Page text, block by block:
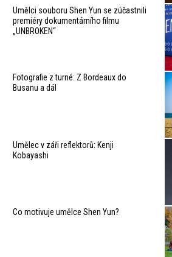
Umělci souboru Shen Yun se zúčastnili
premiéry dokumentárního filmu
„UNBROKEN“
Fotografie z turné: Z Bordeaux do
Busanu a dál
Umělec v záři reflektorů: Kenji
Kobayashi
Co motivuje umělce Shen Yun?